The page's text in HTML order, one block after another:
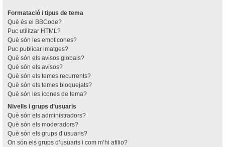
Formatació i tipus de tema
Què és el BBCode?
Puc utilitzar HTML?
Què són les emoticones?
Puc publicar imatges?
Què són els avisos globals?
Què són els avisos?
Què són els temes recurrents?
Què són els temes bloquejats?
Què són les icones de tema?
Nivells i grups d’usuaris
Què són els administradors?
Què són els moderadors?
Què són els grups d’usuaris?
On són els grups d’usuaris i com m’hi afilio?